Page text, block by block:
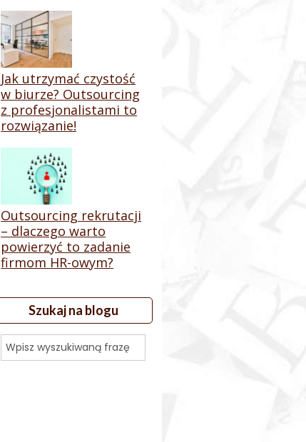
Jak utrzymać czystość
w biurze? Outsourcing
z profesjonalistami to
rozwiązanie!
Outsourcing rekrutacji
– dlaczego warto
powierzyć to zadanie
firmom HR-owym?
Szukaj na blogu